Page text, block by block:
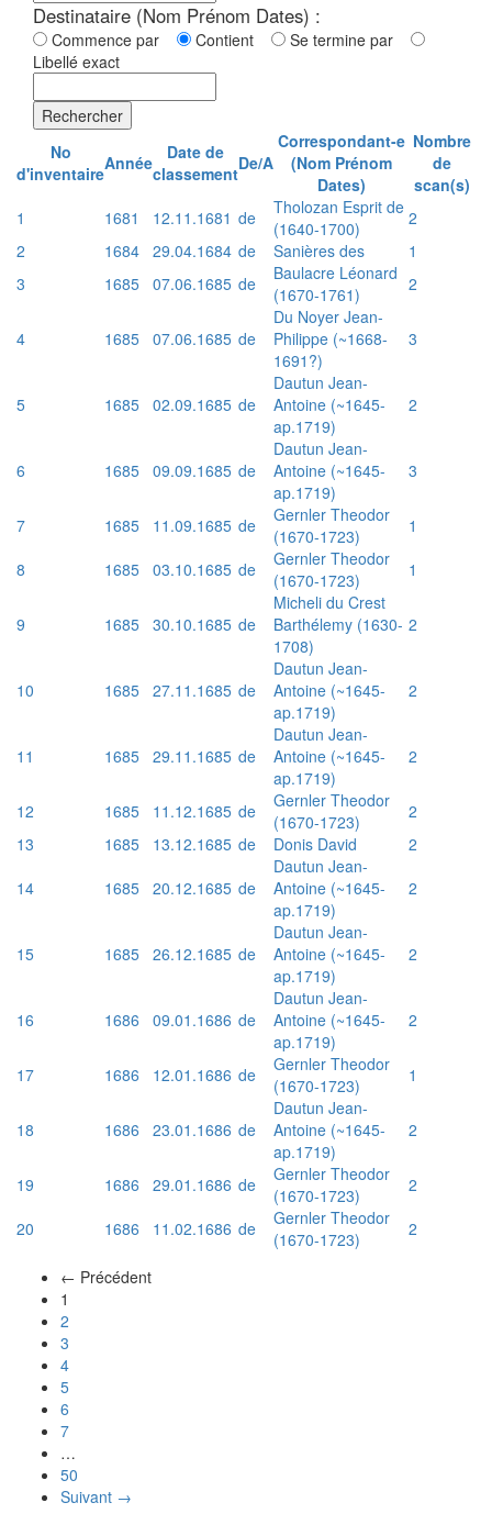
Destinataire (Nom Prénom Dates) :
Commence par Contient
Se termine par
Libellé exact
Rechercher
No
d'inventaireAnnée
Date de
classementDe/A
Correspondant-e
(Nom Prénom
Dates)
Nombre
de
scan(s)
1
1681 12.11.1681 de
Tholozan Esprit de
(1640-1700)
2
2
1684 29.04.1684 de Sanières des
1
3
1685 07.06.1685 de
Baulacre Léonard
(1670-1761)
2
4 1685 07.06.1685 de
Du Noyer Jean-
Philippe (~1668-
1691?)
3
5 1685 02.09.1685 de
Dautun Jean-
Antoine (~1645-
ap.1719)
2
6 1685 09.09.1685 de
Dautun Jean-
Antoine (~1645-
ap.1719)
3
7 1685 11.09.1685 de
Gernler Theodor
(1670-1723)
1
8
1685 03.10.1685 de
Gernler Theodor
(1670-1723)
1
9 1685 30.10.1685 de
Micheli du Crest
Barthélemy (1630-
1708)
2
10 1685 27.11.1685 de
Dautun Jean-
Antoine (~1645-
ap.1719)
2
11 1685 29.11.1685 de
Dautun Jean-
Antoine (~1645-
ap.1719)
2
12 1685 11.12.1685 de
Gernler Theodor
(1670-1723)
2
13
1685 13.12.1685 de Donis David
2
14
1685 20.12.1685 de
Dautun Jean-
Antoine (~1645-
ap.1719)
2
15 1685 26.12.1685 de
Dautun Jean-
Antoine (~1645-
ap.1719)
2
16 1686 09.01.1686 de
Dautun Jean-
Antoine (~1645-
ap.1719)
2
17 1686 12.01.1686 de
Gernler Theodor
(1670-1723)
1
18 1686 23.01.1686 de
Dautun Jean-
Antoine (~1645-
ap.1719)
2
19 1686 29.01.1686 de
Gernler Theodor
(1670-1723)
2
20
1686 11.02.1686 de
Gernler Theodor
(1670-1723)
2
← Précédent
1
2
3
4
5
6
7
…
50
Suivant →